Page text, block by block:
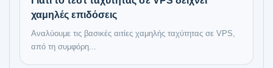
χαμηλές επιδόσεις
Αναλύουμε τις βασικές αιτίες χαμηλής ταχύτητας σε VPS,
από τη συμφόρη...